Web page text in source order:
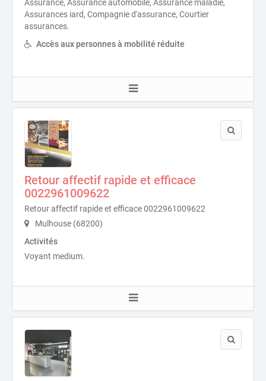
Assurance, Assurance automobile, Assurance maladie,
Assurances iard, Compagnie d'assurance, Courtier
assurances.
Accès aux personnes à mobilité réduite
Retour affectif rapide et efficace
0022961009622
Retour affectif rapide et efficace 0022961009622
Mulhouse (68200)
Activités
Voyant medium.